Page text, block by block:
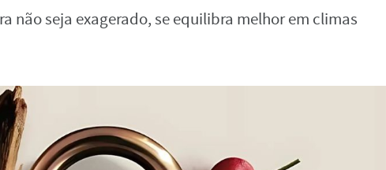
não seja exagerado, se equilibra melhor em climas